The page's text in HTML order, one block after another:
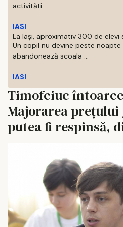
activităti ...
IASI
La Iași, aproximativ 300 de
Un copil nu devine peste
abandonează scoala ...
IASI
Timofciuc
Majorarea
putea fi respinsă,